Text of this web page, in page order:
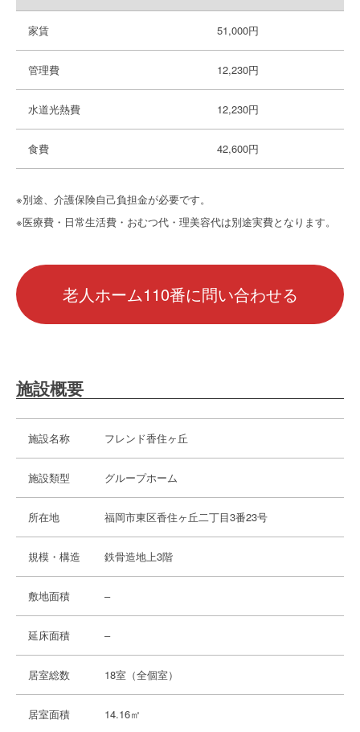
家賃 51,000円
管理費 12,230円
水道光熱費 12,230円
食費 42,600円
※別途、介護保険自己負担金が必要です。
※医療費・日常生活費・おむつ代・理美容代は別途実費となります。
老人ホーム110番に問い合わせる
施設概要
施設名称 フレンド香住ヶ丘
施設類型 グループホーム
所在地 福岡市東区香住ヶ丘二丁目3番23号
規模・構造 鉄骨造地上3階
敷地面積 –
延床面積 –
居室総数 18室（全個室）
居室面積 14.16㎡